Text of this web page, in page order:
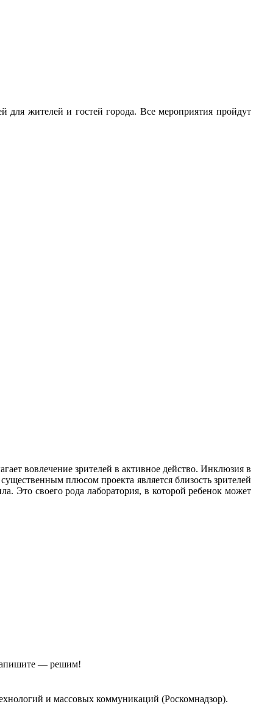
для жителей и гостей города. Все мероприятия пройдут
вовлечение зрителей в активное действо. Инклюзия в
плюсом проекта является близость зрителей
Это своего рода лаборатория, в которой ребенок может
— решим!
и массовых коммуникаций (Роскомнадзор).